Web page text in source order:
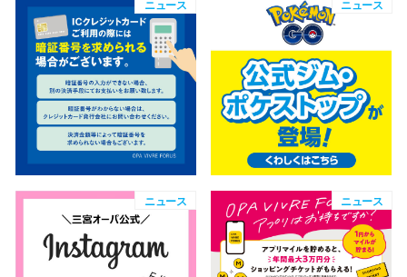
ニュース ニュース
ニュース ニュース
仙台フォ